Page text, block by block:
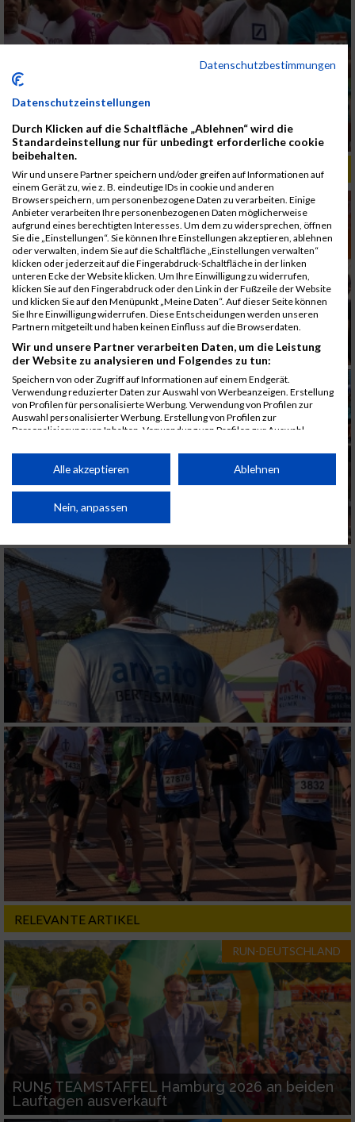
ALBUM B2RUN MÜNCHEN, B2RUN / 16.07.2019
RELEVANTE ARTIKEL
RUN-DEUTSCHLAND
RUN5 TEAMSTAFFEL Hamburg 2026 an beiden
Lauftagen ausverkauft
Datenschutzbestimmungen
Datenschutzeinstellungen
Durch Klicken auf die Schaltfläche „Ablehnen“ wird die
Standardeinstellung nur für unbedingt erforderliche cookie
beibehalten.
Wir und unsere Partner speichern und/oder greifen auf Informationen auf
einem Gerät zu, wie z. B. eindeutige IDs in cookie und anderen
Browserspeichern, um personenbezogene Daten zu verarbeiten. Einige
Anbieter verarbeiten Ihre personenbezogenen Daten möglicherweise
aufgrund eines berechtigten Interesses. Um dem zu widersprechen, öffnen
Sie die „Einstellungen“. Sie können Ihre Einstellungen akzeptieren, ablehnen
oder verwalten, indem Sie auf die Schaltfläche „Einstellungen verwalten“
klicken oder jederzeit auf die Fingerabdruck-Schaltfläche in der linken
unteren Ecke der Website klicken. Um Ihre Einwilligung zu widerrufen,
klicken Sie auf den Fingerabdruck oder den Link in der Fußzeile der Website
und klicken Sie auf den Menüpunkt „Meine Daten“. Auf dieser Seite können
Sie Ihre Einwilligung widerrufen. Diese Entscheidungen werden unseren
Partnern mitgeteilt und haben keinen Einfluss auf die Browserdaten.
Wir und unsere Partner verarbeiten Daten, um die Leistung
der Website zu analysieren und Folgendes zu tun:
Speichern von oder Zugriff auf Informationen auf einem Endgerät.
Verwendung reduzierter Daten zur Auswahl von Werbeanzeigen. Erstellung
von Profilen für personalisierte Werbung. Verwendung von Profilen zur
Auswahl personalisierter Werbung. Erstellung von Profilen zur
Personalisierung von Inhalten. Verwendung von Profilen zur Auswahl
Performance von Inhalten. Analyse von Zielgruppen durch Statistiken oder
Kombinationen von Daten aus verschiedenen Quellen. Entwicklung und
von Inhalten.
Daten können außerhalb der Europäischen Union weitergegeben und in die
Website/App.
Partnerliste anzeigen (1 IAB-Anbieter)
Wir nutzen Ihre Daten für folgende Zwecke:
IAB-Verarbeitungszwecke:
Speichern von oder Zugriff auf Informationen
auf einem Endgerät
Verwendung reduzierter Daten zur Auswahl
von Werbeanzeigen
Erstellung von Profilen für personalisierte
Werbung
Verwendung von Profilen zur Auswahl
personalisierter Werbung
Erstellung von Profilen zur Personalisierung
von Inhalten
Verwendung von Profilen zur Auswahl
Messung der Werbeleistung
Messung der Performance von Inhalten
Analyse von Zielgruppen durch Statistiken
oder Kombinationen von Daten aus
verschiedenen Quellen
Entwicklung und Verbesserung der Angebote
Alle akzeptieren Ablehnen
Nein, anpassen